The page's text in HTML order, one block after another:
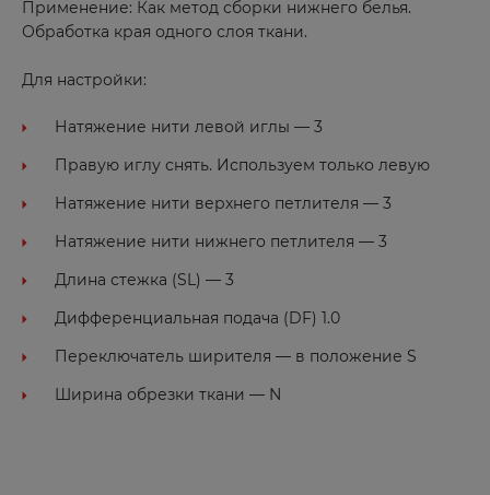
Применение: Как метод сборки нижнего белья.
Обработка края одного слоя ткани.
Для настройки:
Натяжение нити левой иглы — 3
Правую иглу снять. Используем только левую
Натяжение нити верхнего петлителя — 3
Натяжение нити нижнего петлителя — 3
Длина стежка (SL) — 3
Дифференциальная подача (DF) 1.0
Переключатель ширителя — в положение S
Ширина обрезки ткани — N